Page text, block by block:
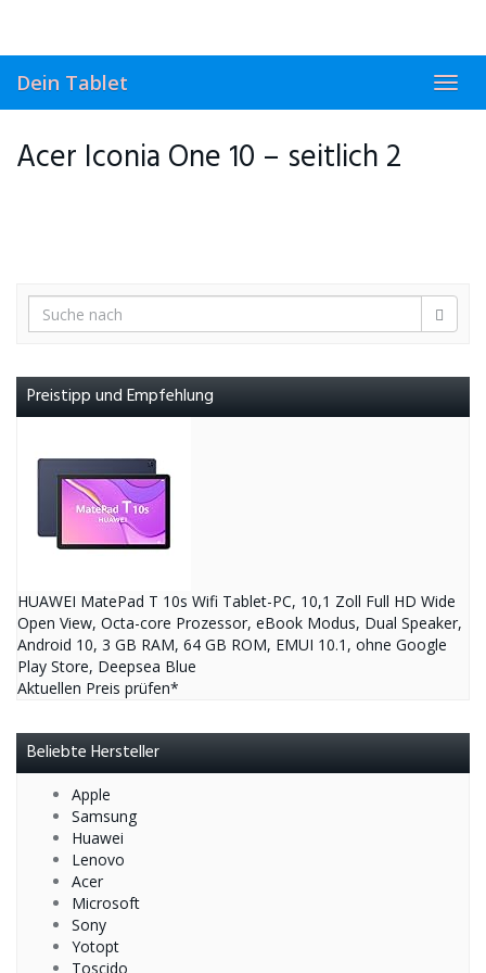
main
content
Dein Tablet
Acer Iconia One 10 – seitlich 2
Preistipp und Empfehlung
HUAWEI MatePad T 10s Wifi Tablet-PC, 10,1 Zoll Full HD Wide
Open View, Octa-core Prozessor, eBook Modus, Dual Speaker,
Android 10, 3 GB RAM, 64 GB ROM, EMUI 10.1, ohne Google
Play Store, Deepsea Blue
Aktuellen Preis prüfen*
Beliebte Hersteller
Apple
Samsung
Huawei
Lenovo
Acer
Microsoft
Sony
Yotopt
Toscido